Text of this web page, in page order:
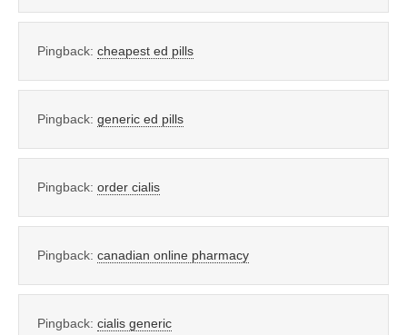
Pingback: cheapest ed pills
Pingback: generic ed pills
Pingback: order cialis
Pingback: canadian online pharmacy
Pingback: cialis generic